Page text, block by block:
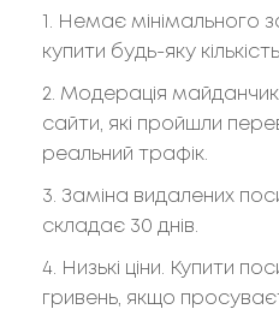
Немає мінімального
купити будь-яку
Модерація
сайти, які пройшли
реальний трафік.
Заміна видалених
складає 30 днів.
Низькі ціни. Купити
гривень, якщо